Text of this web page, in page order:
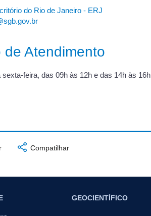
do Rio de Janeiro - ERJ
de Atendimento
sexta-feira, das 09h às 12h e das 14h às 16h
Compatilhar
GEOCIENTÍFICO